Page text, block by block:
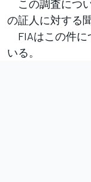
この調査につ
の証人に対する
FIAはこの件に
いる。